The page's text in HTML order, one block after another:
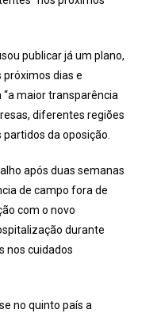
publicar já um plano,
dias e
maior transparência
diferentes regiões
da oposição.
após duas semanas
de campo fora de
com o novo
durante
nos cuidados
no quinto país a